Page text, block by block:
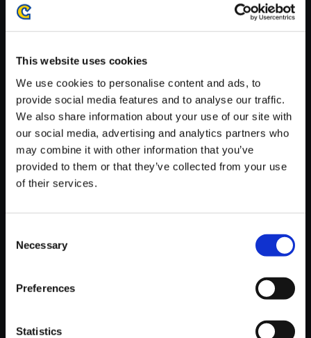
This website uses cookies
We use cookies to personalise content and ads, to
provide social media features and to analyse our traffic.
We also share information about your use of our site with
our social media, advertising and analytics partners who
may combine it with other information that you’ve
provided to them or that they’ve collected from your use
of their services.
Selection
Necessary
Preferences
Statistics
※ご購入いただいたファイルのダウンロードの際には、通信環境
が安定しているWifi環境でお試しください。
【単曲】バイオハザードサウン
ドクロニクルIII Spot the Differe
おすすめ商品